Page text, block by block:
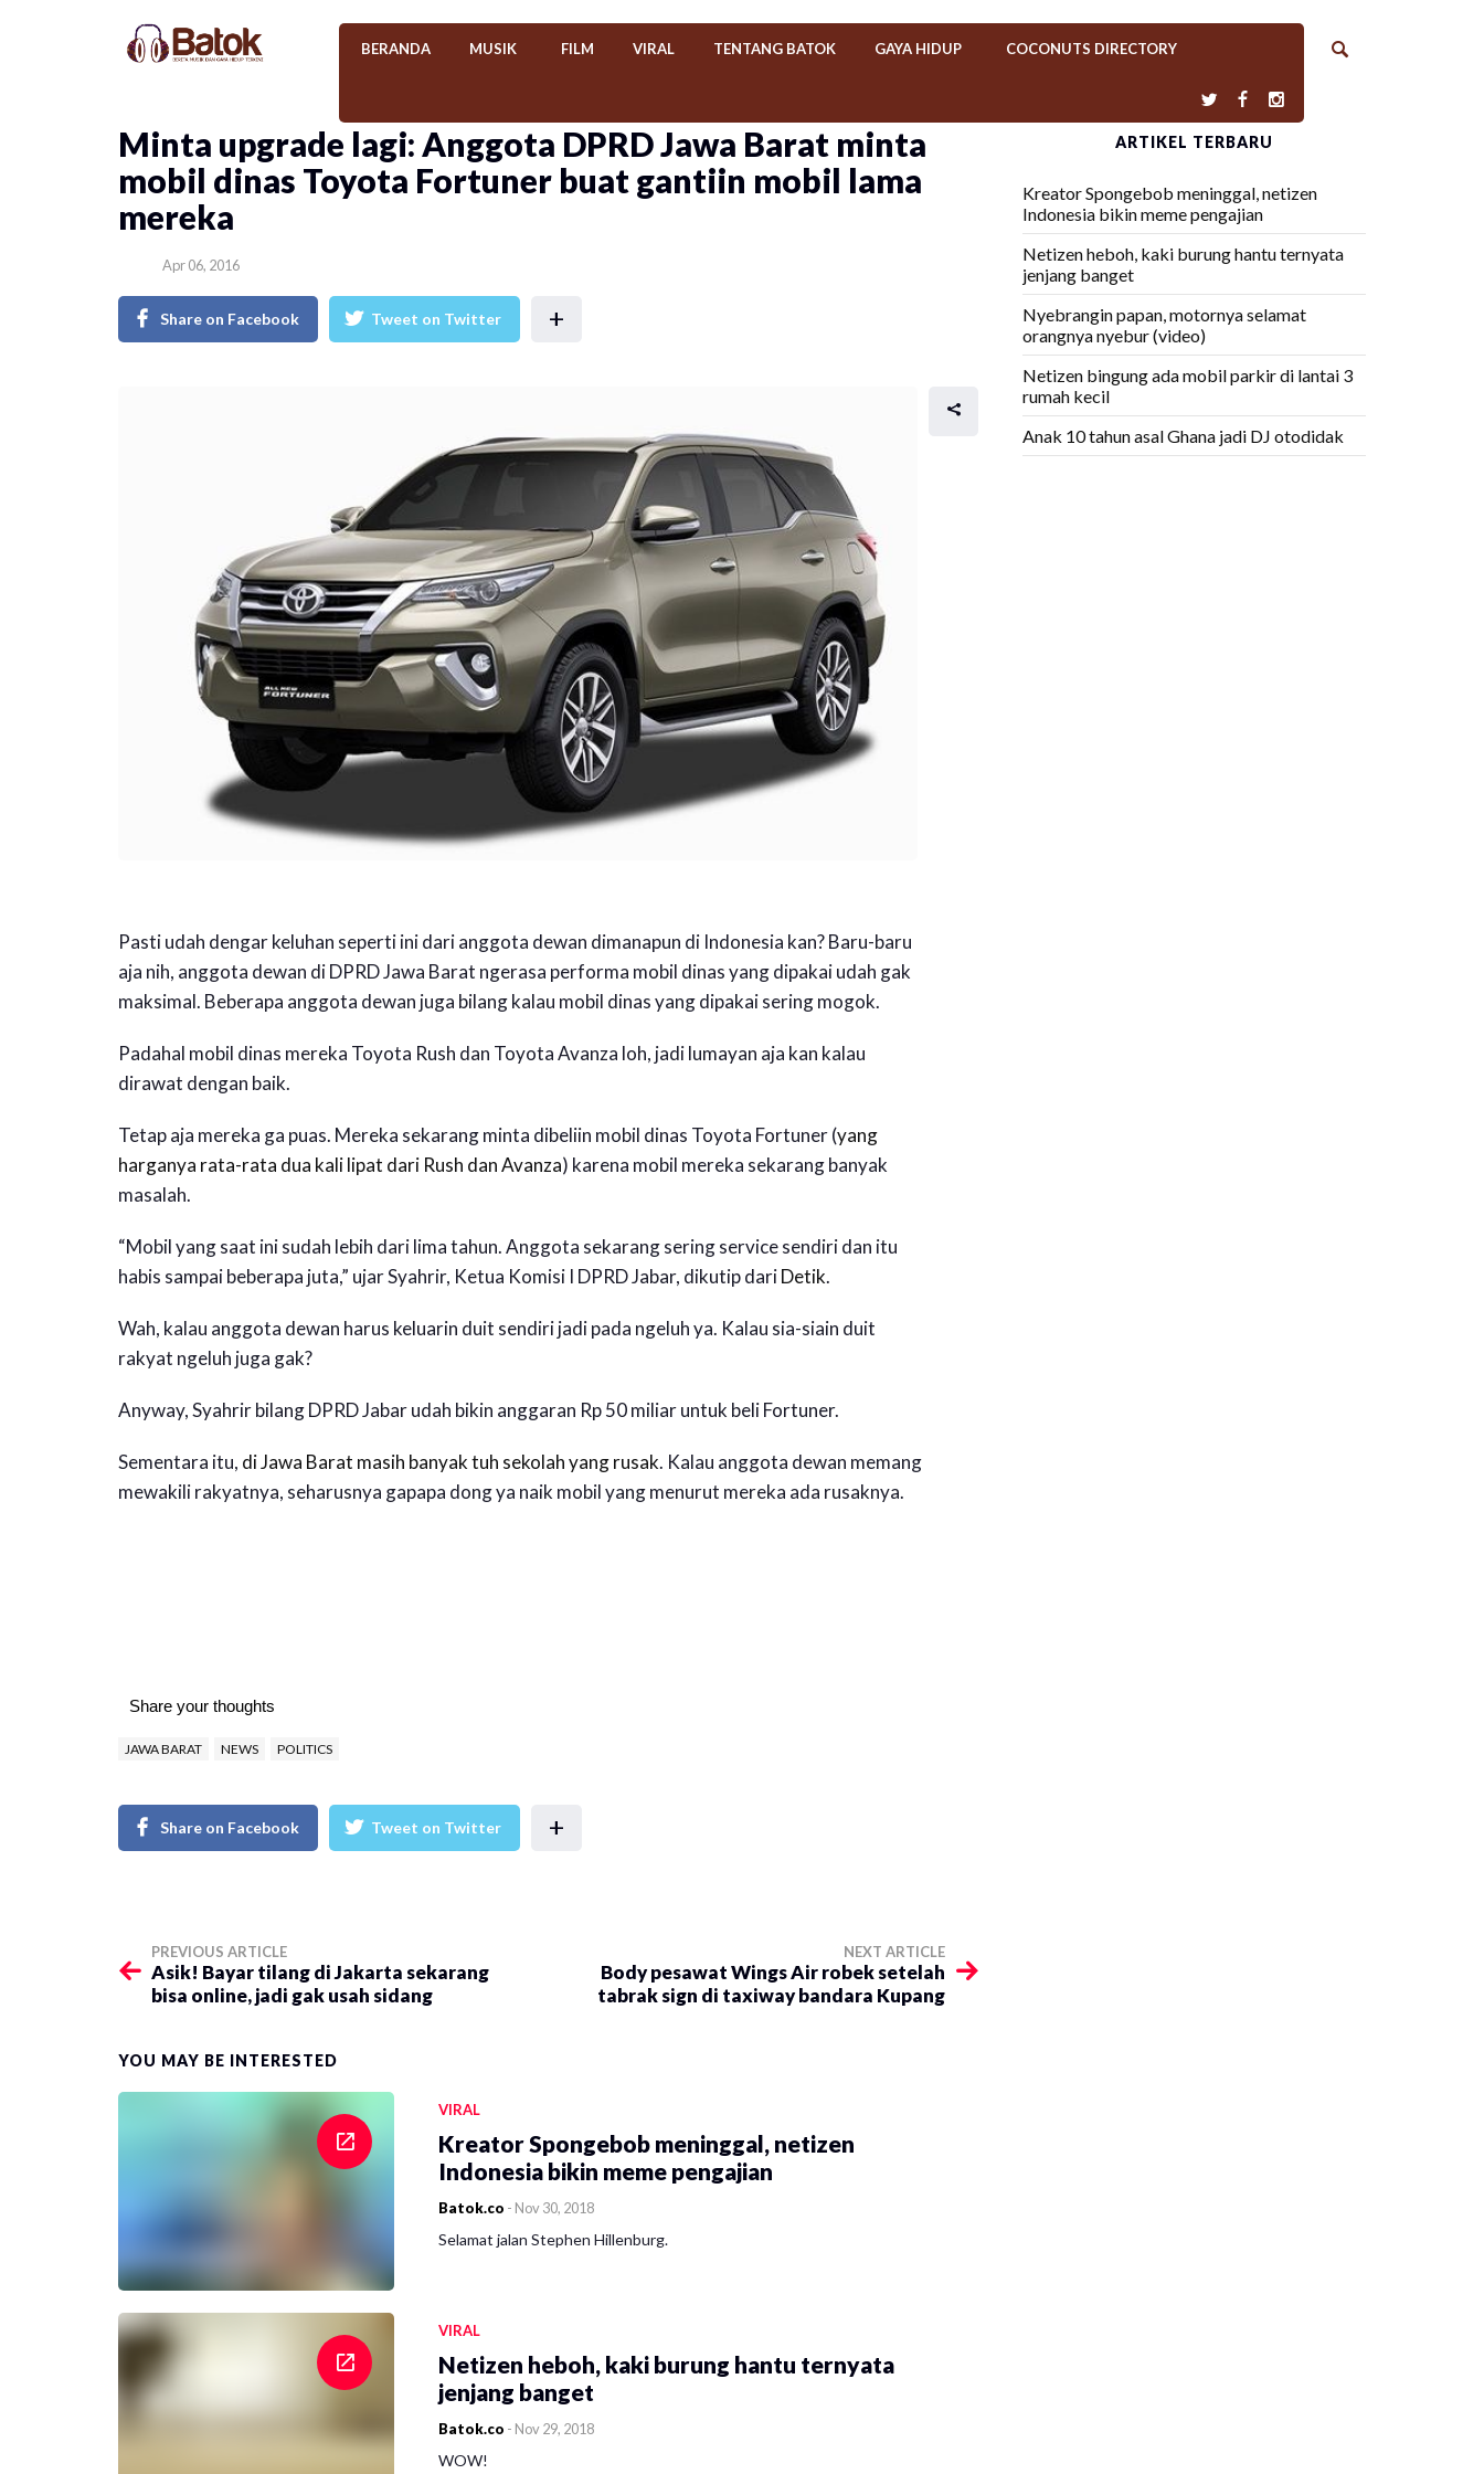
BERANDA MUSIK FILM VIRAL TENTANG BATOK GAYA HIDUP COCONUTS DIRECTORY
Minta upgrade lagi: Anggota DPRD Jawa Barat minta
mobil dinas Toyota Fortuner buat gantiin mobil lama
mereka
Apr 06, 2016
Share on Facebook Tweet on Twitter +
Pasti udah dengar keluhan seperti ini dari anggota dewan dimanapun di Indonesia kan? Baru-baru
aja nih, anggota dewan di DPRD Jawa Barat ngerasa performa mobil dinas yang dipakai udah gak
maksimal. Beberapa anggota dewan juga bilang kalau mobil dinas yang dipakai sering mogok.
Padahal mobil dinas mereka Toyota Rush dan Toyota Avanza loh, jadi lumayan aja kan kalau
dirawat dengan baik.
Tetap aja mereka ga puas. Mereka sekarang minta dibeliin mobil dinas Toyota Fortuner (yang
harganya rata-rata dua kali lipat dari Rush dan Avanza) karena mobil mereka sekarang banyak
masalah.
“Mobil yang saat ini sudah lebih dari lima tahun. Anggota sekarang sering service sendiri dan itu
habis sampai beberapa juta,” ujar Syahrir, Ketua Komisi I DPRD Jabar, dikutip dariDetik.
Wah, kalau anggota dewan harus keluarin duit sendiri jadi pada ngeluh ya. Kalau sia-siain duit
rakyat ngeluh juga gak?
Anyway, Syahrir bilang DPRD Jabar udah bikin anggaran Rp 50 miliar untuk beli Fortuner.
Sementara itu, di Jawa Barat masih banyak tuh sekolah yang rusak. Kalau anggota dewan memang
mewakili rakyatnya, seharusnya gapapa dong ya naik mobil yang menurut mereka ada rusaknya.
Share your thoughts
JAWA BARAT NEWS POLITICS
Share on Facebook Tweet on Twitter +
PREVIOUS ARTICLE
Asik! Bayar tilang di Jakarta sekarang
bisa online, jadi gak usah sidang
NEXT ARTICLE
Body pesawat Wings Air robek setelah
tabrak sign di taxiway bandara Kupang
YOU MAY BE INTERESTED
VIRAL
Kreator Spongebob meninggal, netizen
Indonesia bikin meme pengajian
Batok.co - Nov 30, 2018
Selamat jalan Stephen Hillenburg.
VIRAL
Netizen heboh, kaki burung hantu ternyata
jenjang banget
Batok.co - Nov 29, 2018
WOW!
ARTIKEL TERBARU
Kreator Spongebob meninggal, netizen
Indonesia bikin meme pengajian
Netizen heboh, kaki burung hantu ternyata
jenjang banget
Nyebrangin papan, motornya selamat
orangnya nyebur (video)
Netizen bingung ada mobil parkir di lantai 3
rumah kecil
Anak 10 tahun asal Ghana jadi DJ otodidak